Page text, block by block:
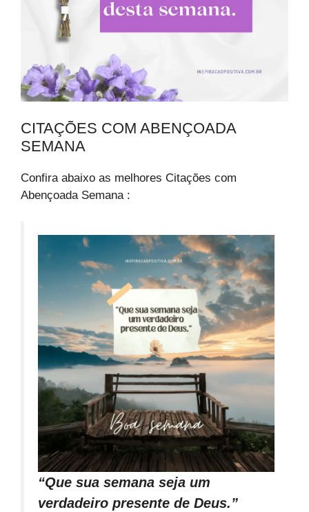
CITAÇÕES COM ABENÇOADA
SEMANA
Confira abaixo as melhores Citações com
Abençoada Semana :
“Que sua semana seja um
verdadeiro presente de Deus.”